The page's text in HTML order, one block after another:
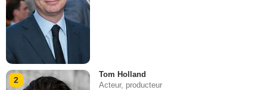
2
Tom Holland
Acteur, producteur